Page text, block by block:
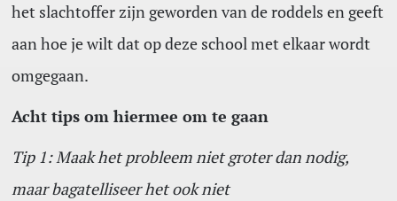
het slachtoffer zijn geworden van de roddels en geeft
aan hoe je wilt dat op deze school met elkaar wordt
omgegaan.
Acht tips om hiermee om te gaan
Tip 1: Maak het probleem niet groter dan nodig,
maar bagatelliseer het ook niet